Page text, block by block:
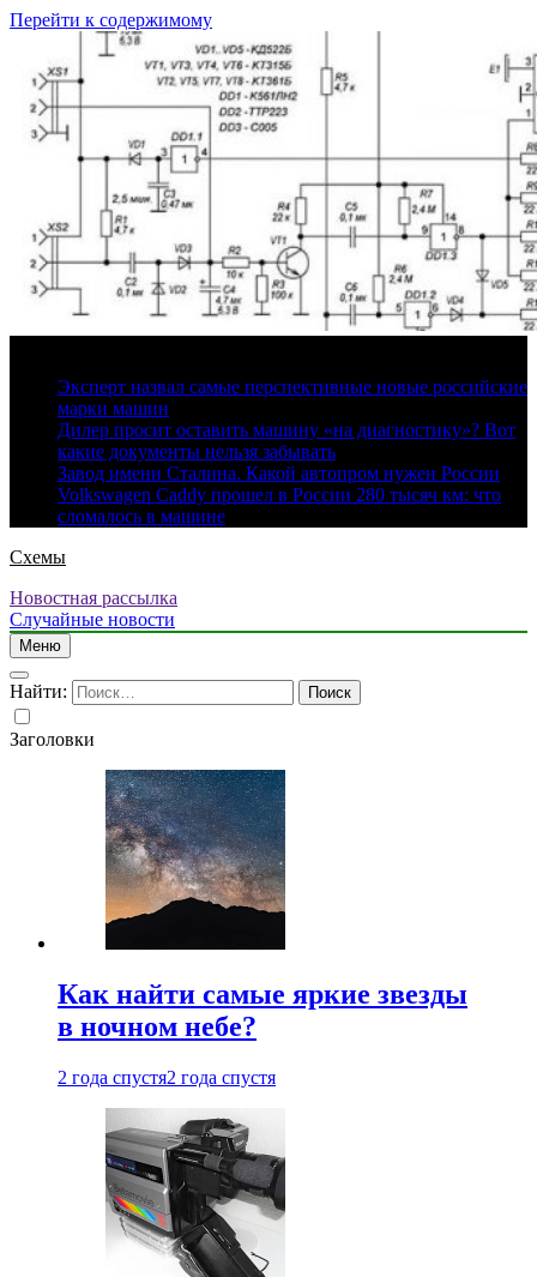
Перейти к содержимому
Эксперт назвал самые перспективные новые российские
марки машин
Дилер просит оставить машину «на диагностику»? Вот
какие документы нельзя забывать
Завод имени Сталина. Какой автопром нужен России
Volkswagen Caddy прошел в России 280 тысяч км: что
сломалось в машине
Схемы
Новостная рассылка
Случайные новости
Меню
Найти:
Заголовки
Как найти самые яркие звезды
в ночном небе?
2 года спустя2 года спустя